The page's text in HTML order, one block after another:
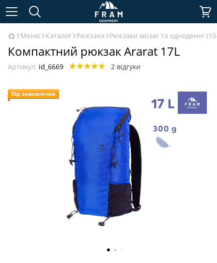
Меню Каталог Рюкзаки Рюкзаки міські та одноденні
Компактний рюкзак Ararat 17L
Артикул: id_6669 2 відгуки
Під замовлення